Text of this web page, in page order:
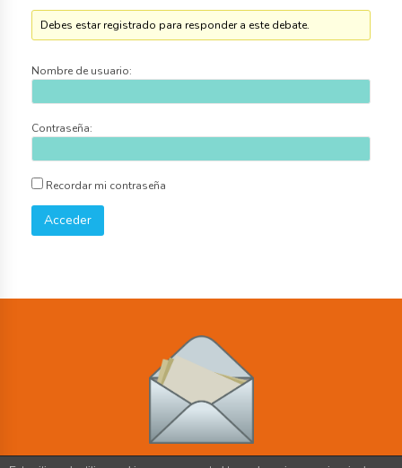
different
places
the
world
mondopencil@gmail.com
Debes estar registrado para responder a este debate.
Nombre de usuario:
Contraseña:
Recordar mi contraseña
Acceder